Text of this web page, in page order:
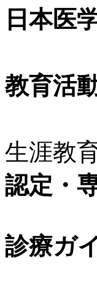
日本医
加盟
教育活
学術
生涯教
認定・
診療ガ
な